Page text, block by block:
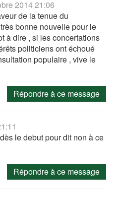
2014 21:06
de la tenue du
bonne nouvelle pour le
à dire , si les concertations
politiciens ont échoué
populaire , vive le
Répondre à ce message
le debut pour dit non à ce
Répondre à ce message